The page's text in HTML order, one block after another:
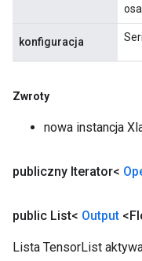
konfiguracja
Zwroty
nowa instancja
publiczny Iterator<
public List< Output
Lista TensorList